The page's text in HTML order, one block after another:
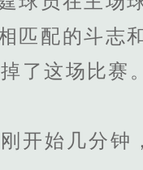
匹配的斗志
了这场比赛。
始几分钟